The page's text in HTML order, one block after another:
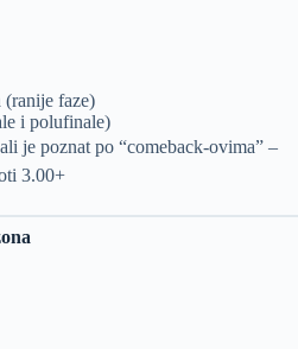
faze)
i polufinale)
je poznat po “comeback-ovima” –
3.00+